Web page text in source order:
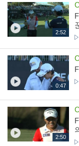
2:52
0:47
2:50